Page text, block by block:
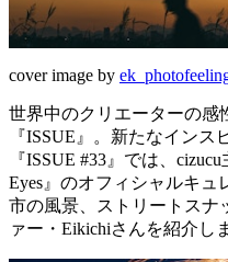
cover image by
世界中のクリエーターの感
『ISSUE』。新たなインス
『ISSUE #33』では、
Eyes』のオフィシャルキ
市の風景、ストリートスナ
ァー・Eikichiさんを紹介し